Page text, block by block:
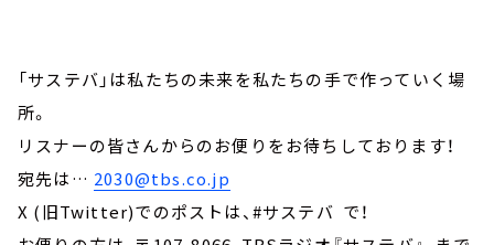
「サステバ」は私たちの未来を私たちの手で作っていく場
所。
リスナーの皆さんからのお便りをお待ちしております！
宛先は… 2030@tbs.co.jp
X (旧Twitter)でのポストは、#サステバ で！